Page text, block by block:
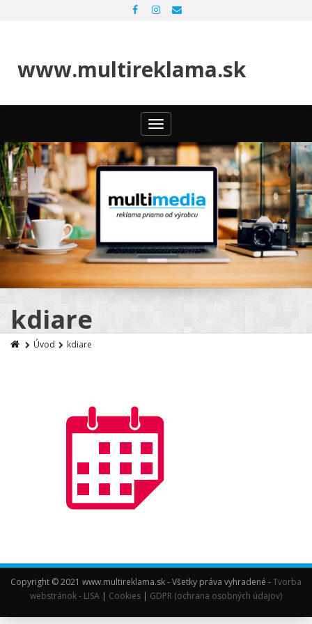
www.multireklama.sk
Toggle
navigation
kdiare
Úvod kdiare
Copyright © 2021 www.multireklama.sk - Všetky práva vyhradené -Tvorba
webstránok - LISA | Cookies | GDPR (ochrana osobných údajov)